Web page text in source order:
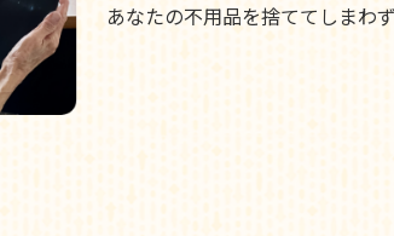
あなたの不用品を捨ててしまわ